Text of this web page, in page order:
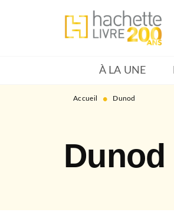
MENU RECHERCHE
À LA UNE
Accueil • Dunod
Dunod